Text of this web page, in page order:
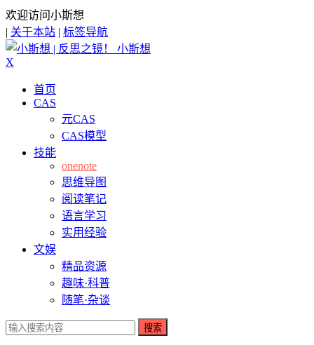
欢迎访问小斯想
| 关于本站 | 标签导航
小斯想
X
首页
CAS
元CAS
CAS模型
技能
onenote
思维导图
阅读笔记
语言学习
实用经验
文娱
精品资源
趣味·科普
随笔·杂谈
搜索